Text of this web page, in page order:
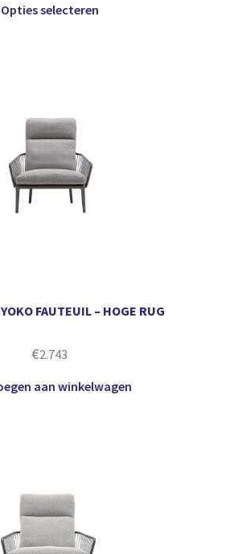
Opties selecteren
FAUTEUIL – HOGE RUG
€2.743
aan winkelwagen